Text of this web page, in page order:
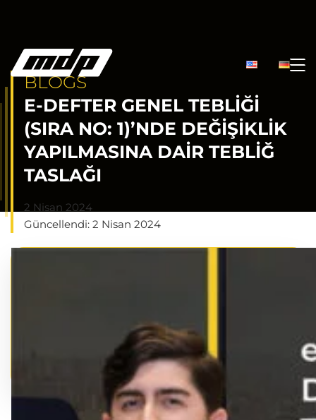
BLOGS
E-DEFTER GENEL TEBLIĞI
(SIRA NO: 1)’NDE DEĞIŞIKLIK
YAPILMASINA DAIR TEBLIĞ
TASLAĞI
2 Nisan 2024
Güncellendi: 2 Nisan 2024